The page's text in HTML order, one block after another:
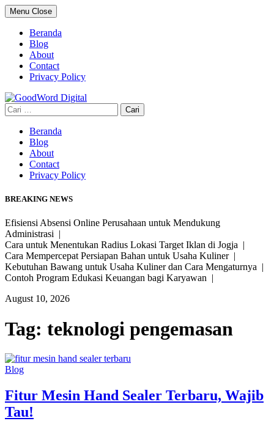
Skip
to
content
Menu Close
Beranda
Blog
About
Contact
Privacy Policy
Cari
untuk:
Beranda
Blog
About
Contact
Privacy Policy
BREAKING NEWS
Efisiensi Absensi Online Perusahaan untuk Mendukung
Administrasi |
Cara untuk Menentukan Radius Lokasi Target Iklan di Jogja |
Cara Mempercepat Persiapan Bahan untuk Usaha Kuliner |
Kebutuhan Bawang untuk Usaha Kuliner dan Cara Mengaturnya |
Contoh Program Edukasi Keuangan bagi Karyawan |
August 10, 2026
Tag: teknologi pengemasan
Blog
Fitur Mesin Hand Sealer Terbaru, Wajib
Tau!